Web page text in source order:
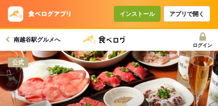
インストール アプリで開く
南越谷駅グルメへ
ログイン
公式
コースで使えるクーポン
戻る
クーポンを利用せず予約する